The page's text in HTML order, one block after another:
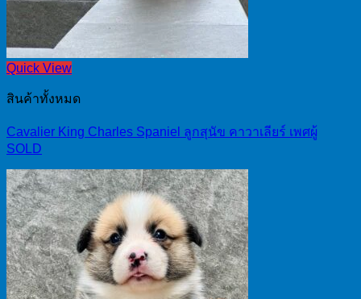
Quick View
สินค้าทั้งหมด
Cavalier King Charles Spaniel ลูกสุนัข คาวาเลียร์ เพศผู้
SOLD